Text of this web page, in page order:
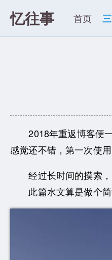
忆往事 首页
2018年重返博客便
感觉还不错，第一次使用
经过长时间的摸索，
此篇水文算是做个简